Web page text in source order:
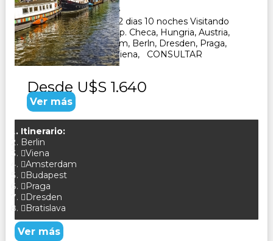
12Días10Noches
Paquete Turistico de 12 dias 10 noches Visitando
Holanda, Alemania, Rep. Checa, Hungria, Austria,
recorriendo: Amsterdam, Berln, Dresden, Praga,
Bratislava, Budapest, Viena, CONSULTAR
Desde U$S 1.640
Ver más
Itinerario:
Berlin
Viena
Amsterdam
Budapest
Praga
Dresden
Bratislava
Ver más